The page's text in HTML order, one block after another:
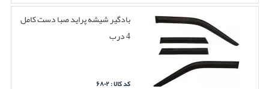
بادگیر شیشه پراید صبا دست کامل
4 درب
کد کالا : ۶۸۰۲